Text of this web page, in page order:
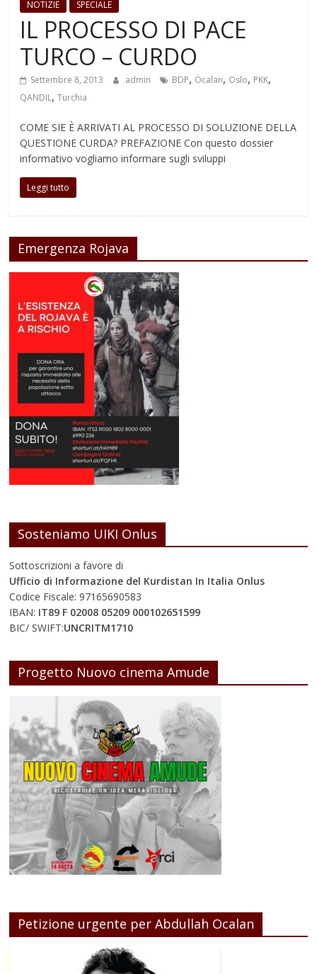
NOTIZIE SPECIALE
IL PROCESSO DI PACE
TURCO – CURDO
Settembre 8, 2013 admin BDP, Öcalan, Oslo, PKK,
QANDIL,Turchia
COME SIE È ARRIVATI AL PROCESSO DI SOLUZIONE DELLA
QUESTIONE CURDA? PREFAZIONE Con questo dossier
informativo vogliamo informare sugli sviluppi
Leggi tutto
Emergenza Rojava
Sosteniamo UIKI Onlus
Sottoscrizioni a favore di
Ufficio di Informazione del Kurdistan In Italia Onlus
Codice Fiscale: 97165690583
IBAN: IT89 F 02008 05209 000102651599
BIC/ SWIFT:UNCRITM1710
Progetto Nuovo cinema Amude
Petizione urgente per Abdullah Ocalan